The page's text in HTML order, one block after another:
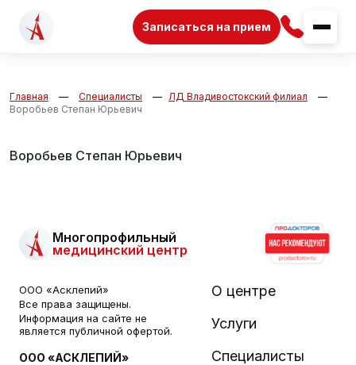
Записаться на прием
Главная Специалисты
ЛД Владивостокский филиал
Воробьев Степан Юрьевич
Воробьев Степан Юрьевич
Многопрофильный
медицинский центр
ООО «Асклепий»
Все права защищены.
Информация на сайте не
является публичной офертой.
ООО «АСКЛЕПИЙ»
О центре
Услуги
Специалисты